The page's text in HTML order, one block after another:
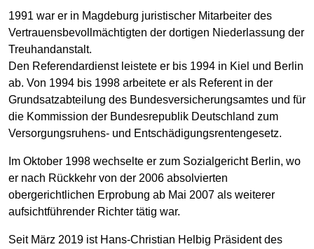
1991 war er in Magdeburg juristischer Mitarbeiter des
Vertrauensbevollmächtigten der dortigen Niederlassung der
Treuhandanstalt.
Den Referendardienst leistete er bis 1994 in Kiel und Berlin
ab. Von 1994 bis 1998 arbeitete er als Referent in der
Grundsatzabteilung des Bundesversicherungsamtes und für
die Kommission der Bundesrepublik Deutschland zum
Versorgungsruhens- und Entschädigungsrentengesetz.
Im Oktober 1998 wechselte er zum Sozialgericht Berlin, wo
er nach Rückkehr von der 2006 absolvierten
obergerichtlichen Erprobung ab Mai 2007 als weiterer
aufsichtführender Richter tätig war.
Seit März 2019 ist Hans-Christian Helbig Präsident des